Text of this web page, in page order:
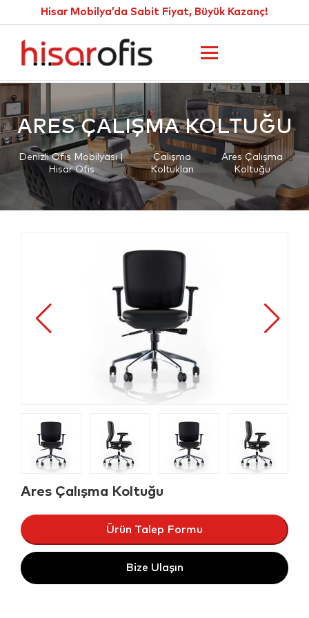
Hisar Mobilya’da Sabit Fiyat, Büyük Kazanç!
ARES ÇALIŞMA KOLTUĞU
Denizli Ofis Mobilyası |
Hisar Ofis
Çalışma
Koltukları
Ares Çalışma
Koltuğu
Ares Çalışma Koltuğu
Ürün Talep Formu
Bize Ulaşın